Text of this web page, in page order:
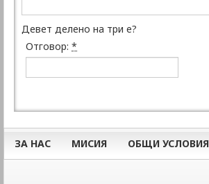
Девет делено на три е?
Отговор: *
ЗА НАС МИСИЯ ОБЩИ УСЛОВИЯ